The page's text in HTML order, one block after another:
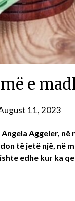
e
11, 2023
Aggeler,
të jetë një, në
edhe kur ka